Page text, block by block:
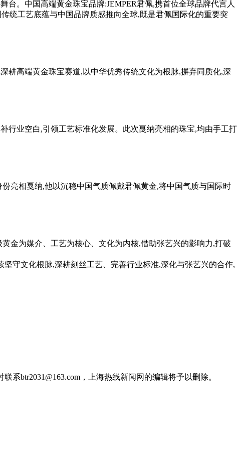
。中国高端黄金珠宝品牌:JEMPER君佩,携首位全球品牌代言人
统工艺底蕴与中国品牌质感推向全球,既是君佩国际化的重要突
耕高端黄金珠宝赛道,以中华优秀传统文化为根脉,摒弃同质化,深
行业空白,引领工艺标准化发展。此次戛纳亮相的珠宝,均由手工打
亮相戛纳,他以沉稳中国气质佩戴君佩黄金,将中国气质与国际时
金为媒介、工艺为核心、文化为内核,借助张艺兴的影响力,打破
守文化根脉,深耕刻丝工艺、完善行业标准,深化与张艺兴的合作,
btr2031@163.com，上海热线新闻网的编辑将予以删除。